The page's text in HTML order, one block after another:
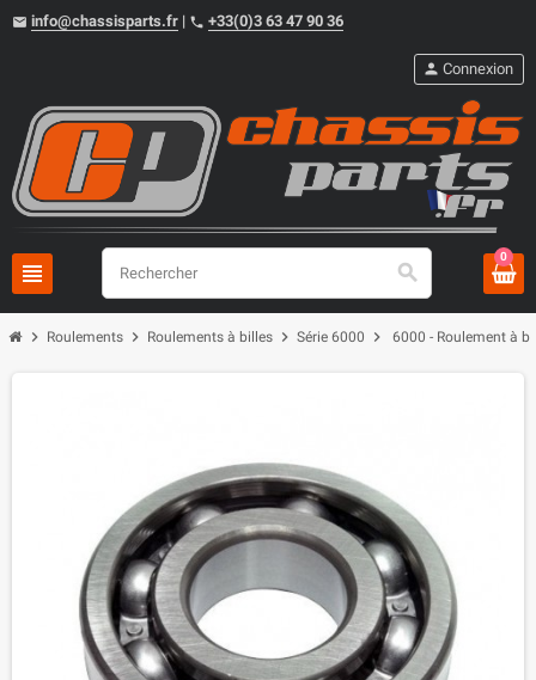
email info@chassisparts.fr | phone +33(0)3 63 47 90 36
view_headline search
person Connexion
0
chevron_right Roulements chevron_right Roulements à billes chevron_right Série 6000 chevron_right 6000 - Roulement à